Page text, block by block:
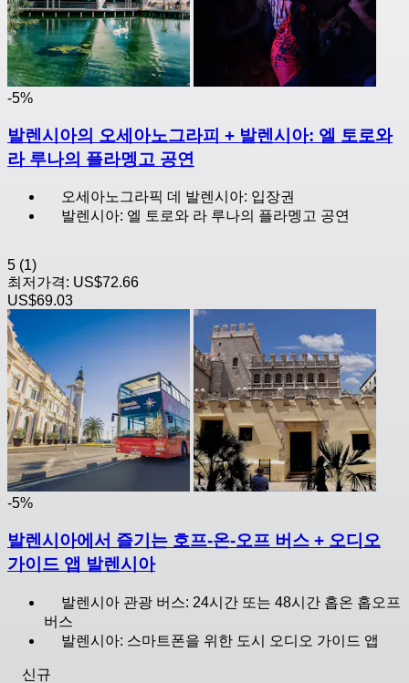
-5%
발렌시아의 오세아노그라피 + 발렌시아: 엘 토로와
라 루나의 플라멩고 공연
오세아노그라픽 데 발렌시아: 입장권
발렌시아: 엘 토로와 라 루나의 플라멩고 공연
5 (1)
최저가격: US$72.66
US$69.03
-5%
발렌시아에서 즐기는 호프-온-오프 버스 + 오디오
가이드 앱 발렌시아
발렌시아 관광 버스: 24시간 또는 48시간 홉온 홉오프
버스
발렌시아: 스마트폰을 위한 도시 오디오 가이드 앱
신규